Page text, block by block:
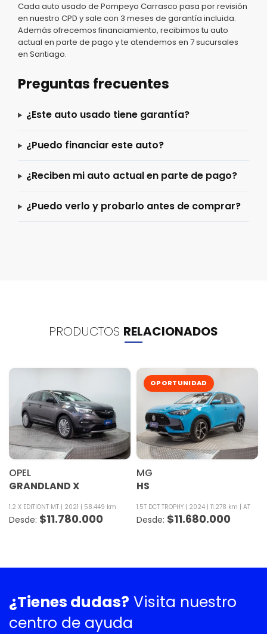
Cada auto usado de Pompeyo Carrasco pasa por revisión
en nuestro CPD y sale con 3 meses de garantía incluida.
Además ofrecemos financiamiento, recibimos tu auto
actual en parte de pago y te atendemos en 7 sucursales
en Santiago.
Preguntas frecuentes
¿Este auto usado tiene garantía?
¿Puedo financiar este auto?
¿Reciben mi auto actual en parte de pago?
¿Puedo verlo y probarlo antes de comprar?
PRODUCTOS RELACIONADOS
OPEL
GRANDLAND X
1.2 X EDITIONT MT 2021 58.449 km
$11.780.000
OPORTUNIDAD
MG
HS
1.5T DCT TROPHY 2024 11.278 km AT
$11.680.000
¿Tienes dudas? Visita nuestro
centro de ayuda